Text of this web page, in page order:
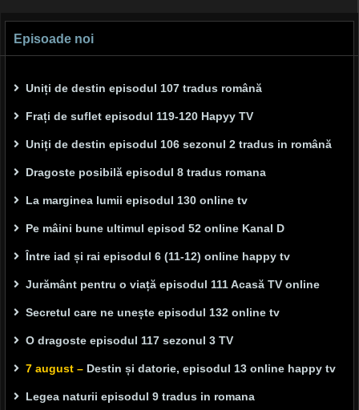
Episoade noi
Uniți de destin episodul 107 tradus română
Frați de suflet episodul 119-120 Hapyy TV
Uniți de destin episodul 106 sezonul 2 tradus in română
Dragoste posibilă episodul 8 tradus romana
La marginea lumii episodul 130 online tv
Pe mâini bune ultimul episod 52 online Kanal D
Între iad și rai episodul 6 (11-12) online happy tv
Jurământ pentru o viață episodul 111 Acasă TV online
Secretul care ne unește episodul 132 online tv
O dragoste episodul 117 sezonul 3 TV
7 august – Destin și datorie, episodul 13 online happy tv
Legea naturii episodul 9 tradus in romana